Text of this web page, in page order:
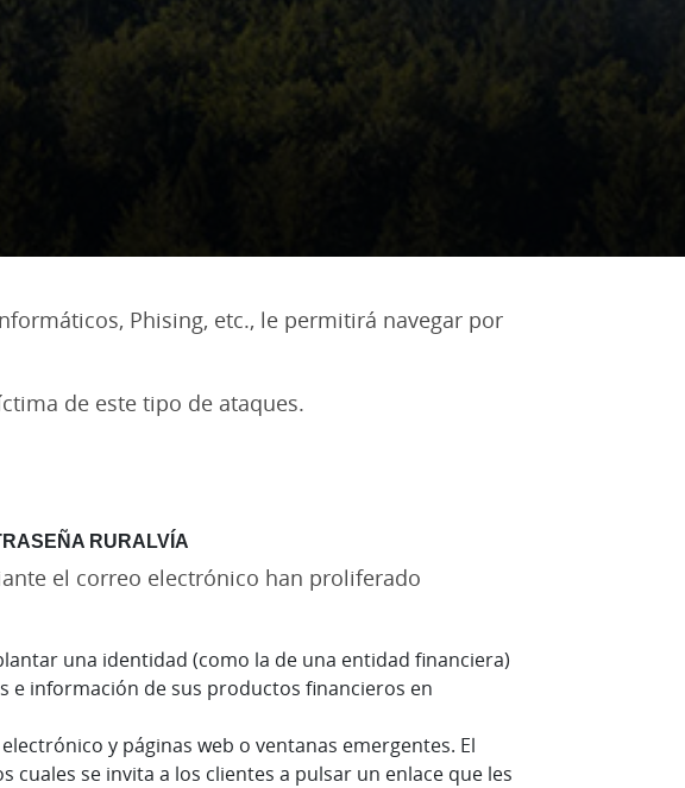
Phising, etc., le permitirá navegar por
de este tipo de ataques.
RURALVÍA
el correo electrónico han proliferado
una identidad (como la de una entidad financiera)
e información de sus productos financieros en
y páginas web o ventanas emergentes. El
se invita a los clientes a pulsar un enlace que les